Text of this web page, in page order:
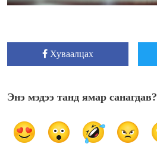
Хуваалцах
Энэ мэдээ танд ямар санагдав?